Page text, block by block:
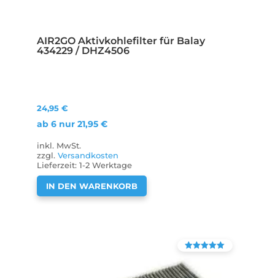
AIR2GO Aktivkohlefilter für Balay
434229 / DHZ4506
24,95 €
ab 6 nur 21,95 €
inkl. MwSt.
zzgl. Versandkosten
Lieferzeit: 1-2 Werktage
IN DEN WARENKORB
4.90
von 5